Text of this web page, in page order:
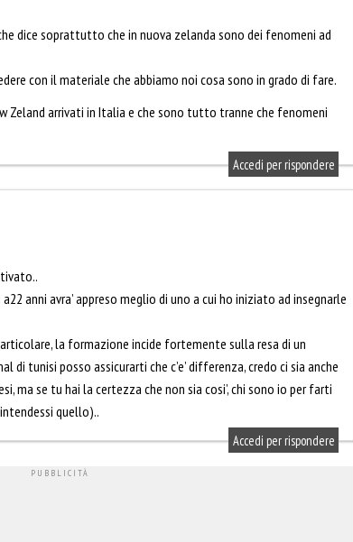
dice soprattutto che in nuova zelanda sono dei fenomeni ad
con il materiale che abbiamo noi cosa sono in grado di fare.
Zeland arrivati in Italia e che sono tutto tranne che fenomeni
Accedi per rispondere
anni avra’ appreso meglio di uno a cui ho iniziato ad insegnarle
la formazione incide fortemente sulla resa di un
di tunisi posso assicurarti che c’e’ differenza, credo ci sia anche
ma se tu hai la certezza che non sia cosi’, chi sono io per farti
quello)..
Accedi per rispondere